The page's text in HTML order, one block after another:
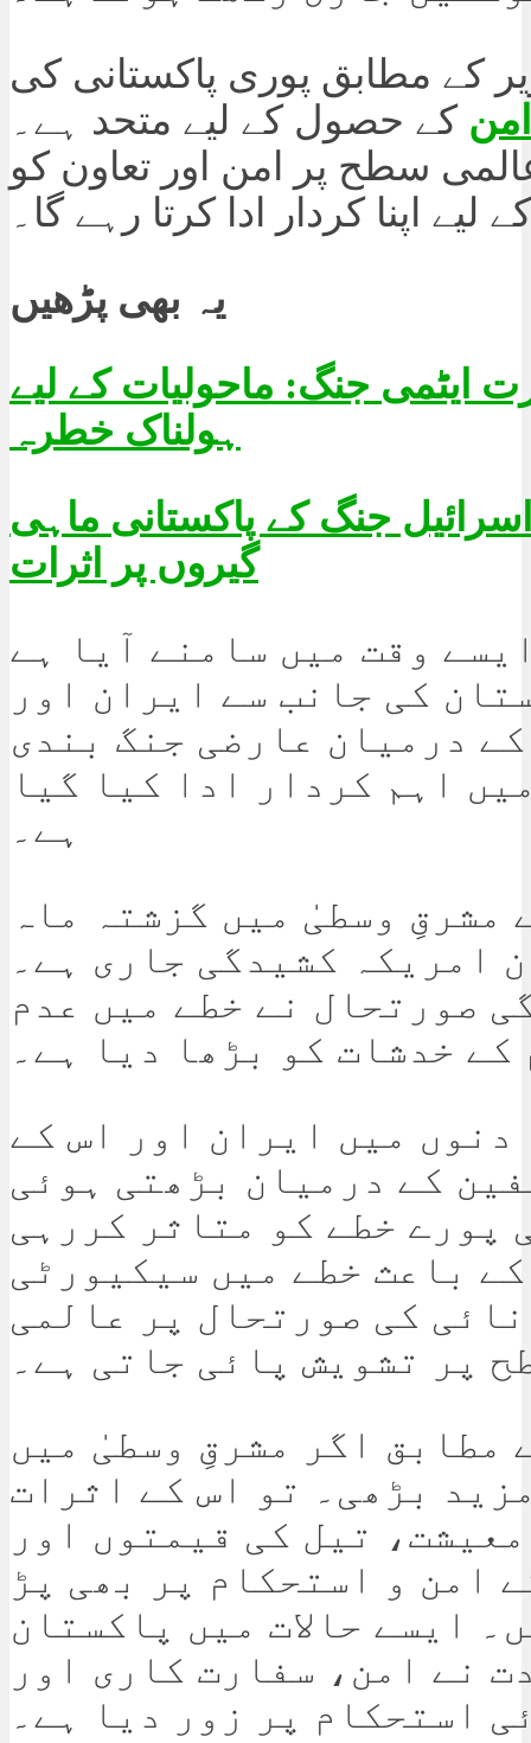
کے مطابق پوری پاکستانی کی
کے حصول کے لیے متحد ہے۔
سطح پر امن اور تعاون کو
لیے اپنا کردار ادا کرتا رہے گا۔
یہ بھی پڑھیں
ایٹمی جنگ: ماحولیات کے لیے
ہولناک خطرہ
اسرائیل جنگ کے پاکستانی ماہی
گیروں پر اثرات
وقت میں سامنے آیا ہے
کی جانب سے ایران اور
درمیان عارضی جنگ بندی
اہم کردار ادا کیا گیا
ہے۔
مشرقِ وسطیٰ میں گزشتہ ماہ
امریکہ کشیدگی جاری ہے۔
صورتحال نے خطے میں عدم
کے خدشات کو بڑھا دیا ہے۔
دنوں میں ایران اور اس کے
کے درمیان بڑھتی ہوئی
پورے خطے کو متاثر کررہی
باعث خطے میں سیکیورٹی
کی صورتحال پر عالمی
پر تشویش پائی جاتی ہے۔
مطابق اگر مشرقِ وسطیٰ میں
بڑھی۔ تو اس کے اثرات
تیل کی قیمتوں اور
امن و استحکام پر بھی پڑ
ایسے حالات میں پاکستان
نے امن، سفارت کاری اور
استحکام پر زور دیا ہے۔